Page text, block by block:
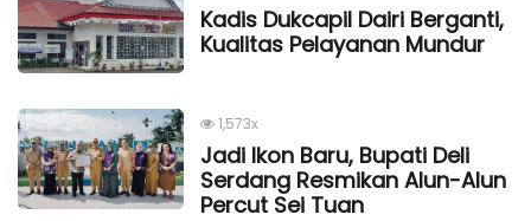
Kadis Dukcapil Dairi Berganti,
Kualitas Pelayanan Mundur
1,573x
Jadi Ikon Baru, Bupati Deli
Serdang Resmikan Alun-Alun
Percut Sei Tuan